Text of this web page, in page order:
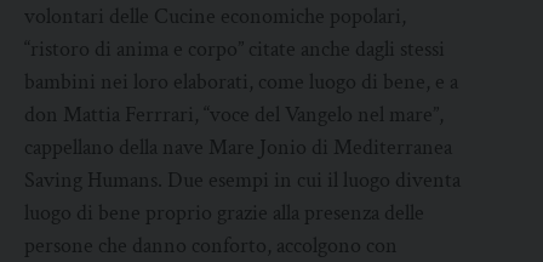
volontari delle Cucine economiche popolari,
“ristoro di anima e corpo” citate anche dagli stessi
bambini nei loro elaborati, come luogo di bene, e a
don Mattia Ferrrari, “voce del Vangelo nel mare”,
cappellano della nave Mare Jonio di Mediterranea
Saving Humans. Due esempi in cui il luogo diventa
luogo di bene proprio grazie alla presenza delle
persone che danno conforto, accolgono con